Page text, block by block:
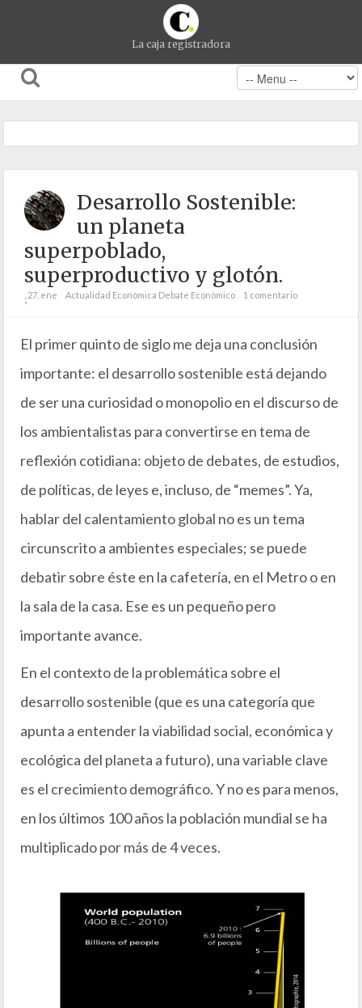
La caja registradora
Desarrollo Sostenible:
un planeta
superpoblado,
superproductivo y glotón.
;27. ene Actualidad Económica Debate Económico 1 comentario
El primer quinto de siglo me deja una conclusión
importante: el desarrollo sostenible está dejando
de ser una curiosidad o monopolio en el discurso de
los ambientalistas para convertirse en tema de
reflexión cotidiana: objeto de debates, de estudios,
de políticas, de leyes e, incluso, de “memes”. Ya,
hablar del calentamiento global no es un tema
circunscrito a ambientes especiales; se puede
debatir sobre éste en la cafetería, en el Metro o en
la sala de la casa. Ese es un pequeño pero
importante avance.
En el contexto de la problemática sobre el
desarrollo sostenible (que es una categoría que
apunta a entender la viabilidad social, económica y
ecológica del planeta a futuro), una variable clave
es el crecimiento demográfico. Y no es para menos,
en los últimos 100 años la población mundial se ha
multiplicado por más de 4 veces.